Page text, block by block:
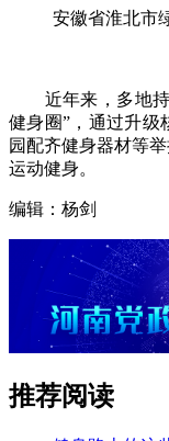
安徽省淮北市绿
近年来，多地持
健身圈”，通过升级
园配齐健身器材等
运动健身。
编辑：杨剑
推荐阅读